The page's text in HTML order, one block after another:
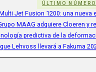
ÚLTIMO NÚMERO
Jet Fusion 1200: una
MAAG adquiere Cloeren
predictiva de la
Lehvoss llevará a Fakuma